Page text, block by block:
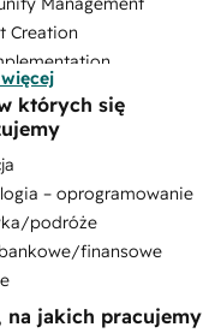
Creation
Survey and Analysis
Marketing Services
Marketing Alignment
Engine Optimization
których się
– oprogramowanie
podróże
bankowe/finansowe
na jakich pracujemy